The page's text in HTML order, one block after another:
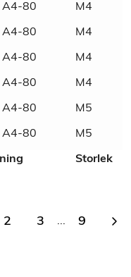
A4-80 M4
A4-80 M4
A4-80 M4
A4-80 M4
A4-80 M5
A4-80 M5
Storlek
2 3 ... 9